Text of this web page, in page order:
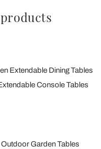
Extendable Dining Tables
Console Tables
Outdoor Garden Tables